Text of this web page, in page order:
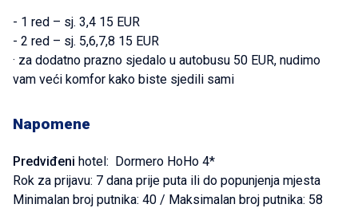
- 1 red – sj. 3,4 15 EUR
- 2 red – sj. 5,6,7,8 15 EUR
· za dodatno prazno sjedalo u autobusu 50 EUR, nudimo
vam veći komfor kako biste sjedili sami
Napomene
Predviđeni hotel: Dormero HoHo 4*
Rok za prijavu: 7 dana prije puta ili do popunjenja mjesta
Minimalan broj putnika: 40 / Maksimalan broj putnika: 58